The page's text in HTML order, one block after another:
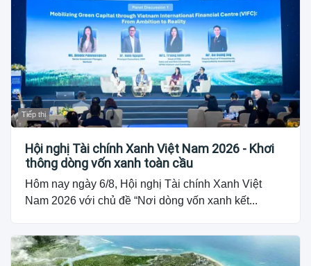
Tiếp thị
Hội nghị Tài chính Xanh Việt Nam 2026 - Khơi
thông dòng vốn xanh toàn cầu
Hôm nay ngày 6/8, Hội nghị Tài chính Xanh Việt
Nam 2026 với chủ đề “Nơi dòng vốn xanh kết...